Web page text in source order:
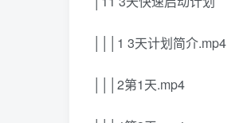
│││1 3天计划简介.mp4
│││2第1天.mp4